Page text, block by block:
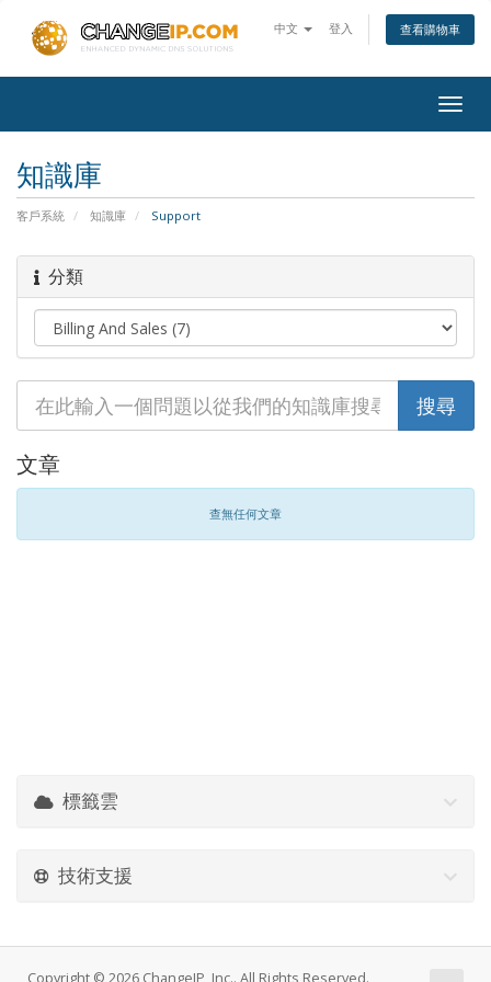
中文 登入 查看購物車
知識庫
客戶系統 知識庫 Support
分類
文章
查無任何文章
標籤雲
技術支援
Copyright © 2026 ChangeIP, Inc.. All Rights Reserved.